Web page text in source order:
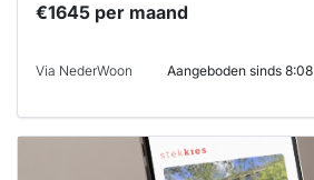
€1645 per maand
Via NederWoon Aangeboden sinds 8:08